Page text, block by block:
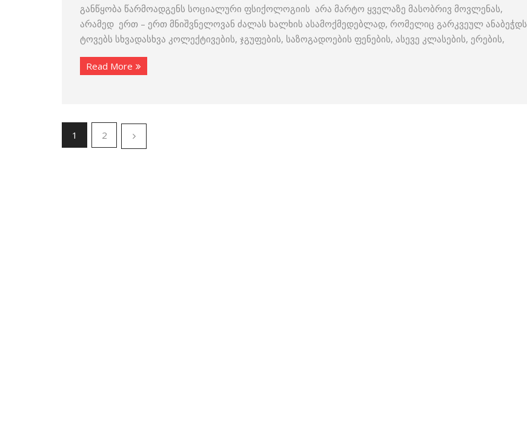
განწყობა წარმოადგენს სოციალური ფსიქოლოგიის არა მარტო ყველაზე მასობრივ მოვლენას,
არამედ ერთ – ერთ მნიშვნელოვან ძალას ხალხის ასამოქმედებლად, რომელიც გარკვეულ ანაბეჭდს
ტოვებს სხვადასხვა კოლექტივების, ჯგუფების, საზოგადოების ფენების, ასევე კლასების, ერების,
Read More
1 2